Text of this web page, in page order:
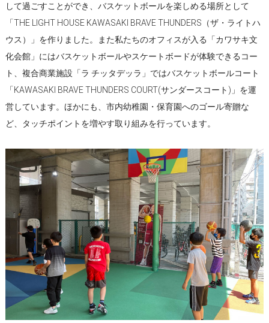
して過ごすことができ、バスケットボールを楽しめる場所として
「THE LIGHT HOUSE KAWASAKI BRAVE THUNDERS（ザ・ライトハ
ウス）」を作りました。また私たちのオフィスが入る「カワサキ文
化会館」にはバスケットボールやスケートボードが体験できるコー
ト、複合商業施設「ラ チッタデッラ」ではバスケットボールコート
「KAWASAKI BRAVE THUNDERS COURT(サンダースコート)」を運
営しています。ほかにも、市内幼稚園・保育園へのゴール寄贈な
ど、タッチポイントを増やす取り組みを行っています。